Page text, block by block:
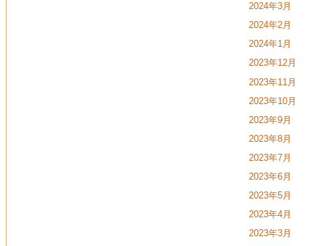
2024年3月
2024年2月
2024年1月
2023年12月
2023年11月
2023年10月
2023年9月
2023年8月
2023年7月
2023年6月
2023年5月
2023年4月
2023年3月